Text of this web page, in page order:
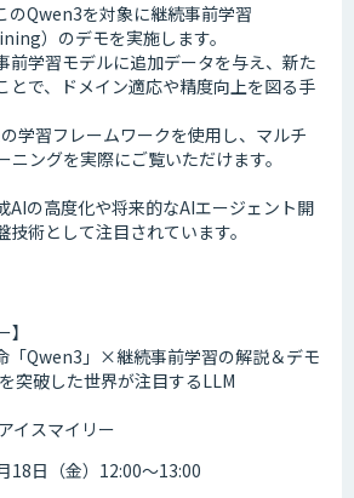
のQwen3を対象に継続事前学習
）のデモを実施します。
前学習モデルに追加データを与え、新た
とで、ドメイン適応や精度向上を図る手
学習フレームワークを使用し、マルチ
ニングを実際にご覧いただけます。
AIの高度化や将来的なAIエージェント開
術として注目されています。
「Qwen3」×継続事前学習の解説＆デモ
突破した世界が注目するLLM
イスマイリー
18日（金）12:00～13:00